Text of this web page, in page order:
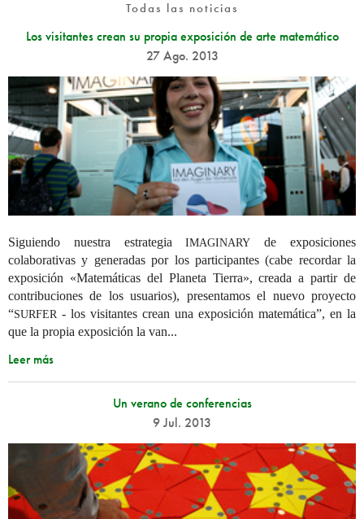
Todas las noticias
Los visitantes crean su propia exposición de arte matemático
27 Ago. 2013
Siguiendo nuestra estrategiaIMAGINARY de exposiciones
colaborativas y generadas por los participantes (cabe recordar la
exposición «Matemáticas del Planeta Tierra», creada a partir de
contribuciones de los usuarios), presentamos el nuevo proyecto
“SURFER - los visitantes crean una exposición matemática”, en la
que la propia exposición la van...
Leer más
Un verano de conferencias
9 Jul. 2013